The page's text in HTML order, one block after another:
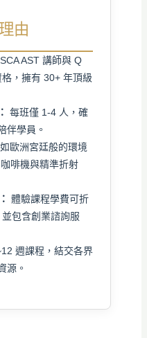
由
SCA AST 講師與 Q
，擁有 30+ 年頂級
每班僅 1-4 人，確
伴學員。
歐洲宮廷般的環境
啡機與精準折射
體驗課程學費可折
包含創業諮詢服
週課程，結交各界
源。